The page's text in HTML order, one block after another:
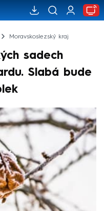
Moravskoslezský kraj
sadech
Slabá bude